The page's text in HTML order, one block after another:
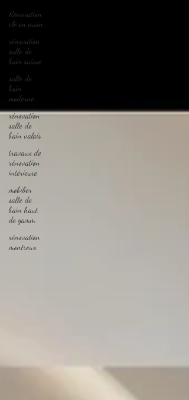
Rénovation
clé en main
rénovation
salle de
bain suisse
salle de
bain
moderne
rénovation
salle de
bain valais
travaux de
rénovation
intérieure
mobilier
salle de
bain haut
de gamm
rénovation
montreux